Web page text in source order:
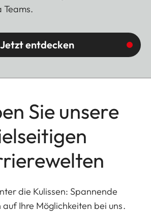
Teams.
Jetzt entdecken
Sie unsere
die Kulissen: Spannende
auf Ihre Möglichkeiten bei uns.